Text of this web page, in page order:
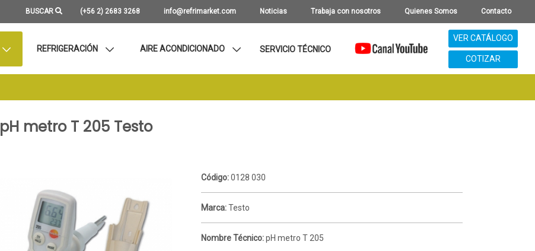
BUSCAR (+56 2) 2683 3268 info@refrimarket.com Noticias Trabaja con nosotros Quienes Somos Contacto
REFRIGERACIÓN AIRE ACONDICIONADO SERVICIO TÉCNICO
VER CATÁLOGO
COTIZAR
pH metro T 205 Testo
Código:0128 030
Marca:Testo
Nombre Técnico:pH metro T 205